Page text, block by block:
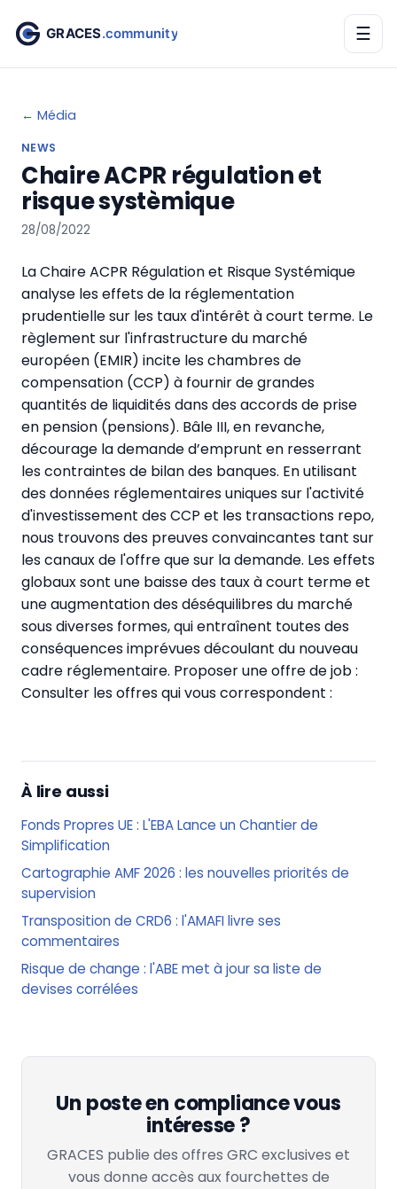
☰
← Média
NEWS
Chaire ACPR régulation et
risque systèmique
28/08/2022
La Chaire ACPR Régulation et Risque Systémique
analyse les effets de la réglementation
prudentielle sur les taux d'intérêt à court terme. Le
règlement sur l'infrastructure du marché
européen (EMIR) incite les chambres de
compensation (CCP) à fournir de grandes
quantités de liquidités dans des accords de prise
en pension (pensions). Bâle III, en revanche,
décourage la demande d’emprunt en resserrant
les contraintes de bilan des banques. En utilisant
des données réglementaires uniques sur l'activité
d'investissement des CCP et les transactions repo,
nous trouvons des preuves convaincantes tant sur
les canaux de l'offre que sur la demande. Les effets
globaux sont une baisse des taux à court terme et
une augmentation des déséquilibres du marché
sous diverses formes, qui entraînent toutes des
conséquences imprévues découlant du nouveau
cadre réglementaire. Proposer une offre de job :
Consulter les offres qui vous correspondent :
À lire aussi
Fonds Propres UE : L'EBA Lance un Chantier de
Simplification
Cartographie AMF 2026 : les nouvelles priorités de
supervision
Transposition de CRD6 : l'AMAFI livre ses
commentaires
Risque de change : l'ABE met à jour sa liste de
devises corrélées
Un poste en compliance vous
intéresse ?
GRACES publie des offres GRC exclusives et
vous donne accès aux fourchettes de